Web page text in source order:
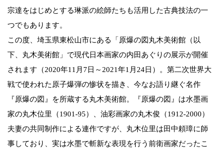
宗達をはじめとする琳派の絵師たちも活用した古典技法の一
つでもあります。
この度、埼玉県東松山市にある「原爆の図丸木美術館（以
下、丸木美術館」で現代日本画家の内田あぐりの展示が開催
されます（2020年11月7日～2021年1月24日）。第二次世界大
戦で使われた原子爆弾の惨状を描き、今なお語り継ぐ名作
『原爆の図』を所蔵する丸木美術館。『原爆の図』は水墨画
家の丸木位里（1901-95）、油彩画家の丸木俊（1912-2000）
夫妻の共同制作による連作ですが、丸木位里は田中頼璋に師
事しており、実は水墨で斬新な表現を行う前衛画家だったこ